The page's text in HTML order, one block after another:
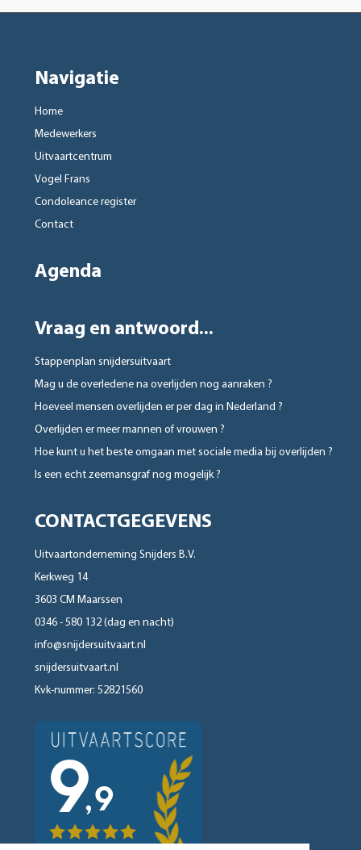
Navigatie
Home
Medewerkers
Uitvaartcentrum
Vogel Frans
Condoleance register
Contact
Agenda
Vraag en antwoord...
Stappenplan snijdersuitvaart
Mag u de overledene na overlijden nog aanraken ?
Hoeveel mensen overlijden er per dag in Nederland ?
Overlijden er meer mannen of vrouwen ?
Hoe kunt u het beste omgaan met sociale media bij overlijden ?
Is een echt zeemansgraf nog mogelijk ?
CONTACTGEGEVENS
Uitvaartonderneming Snijders B.V.
Kerkweg 14
3603 CM Maarssen
0346 - 580 132 (dag en nacht)
info@snijdersuitvaart.nl
snijdersuitvaart.nl
Kvk-nummer: 52821560